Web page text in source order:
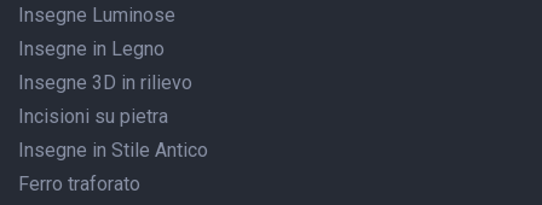
Insegne Luminose
Insegne in Legno
Insegne 3D in rilievo
Incisioni su pietra
Insegne in Stile Antico
Ferro traforato